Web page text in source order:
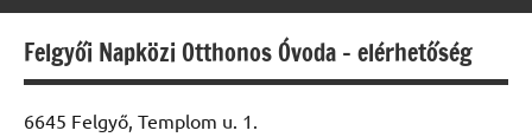
Felgyői Napközi Otthonos Óvoda – elérhetőség
6645 Felgyő, Templom u. 1.